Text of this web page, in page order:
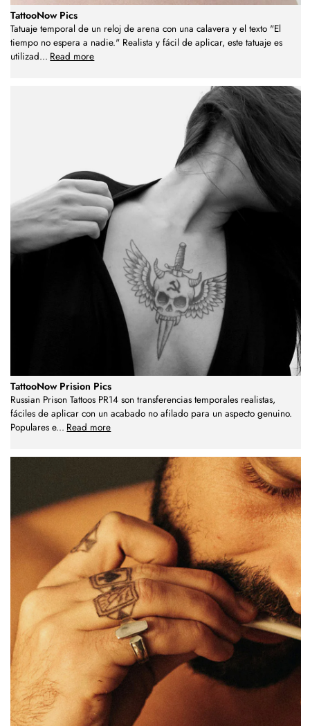
TattooNow Pics
Tatuaje temporal de un reloj de arena con una calavera y el texto "El
tiempo no espera a nadie." Realista y fácil de aplicar, este tatuaje es
utilizad... Read more
TattooNow Prision Pics
Russian Prison Tattoos PR14 son transferencias temporales realistas,
fáciles de aplicar con un acabado no afilado para un aspecto genuino.
Populares e... Read more